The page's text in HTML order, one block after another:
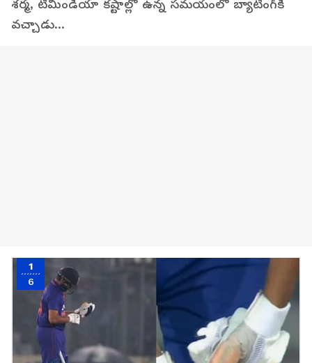
శర్మ, టీమిండియా కష్టాల్లో ఉన్న సమయంలో బ్యాటింగ్‌కి
వచ్చాడు...
1
6